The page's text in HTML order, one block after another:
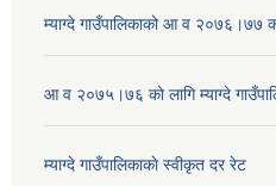
म्याग्दे गाउँपालिकाको आ व २०७६।७७
आ व २०७५।७६ काे लागि म्याग्दे
म्याग्दे गाउँपालिकाकाे स्वीकृत दर रेट